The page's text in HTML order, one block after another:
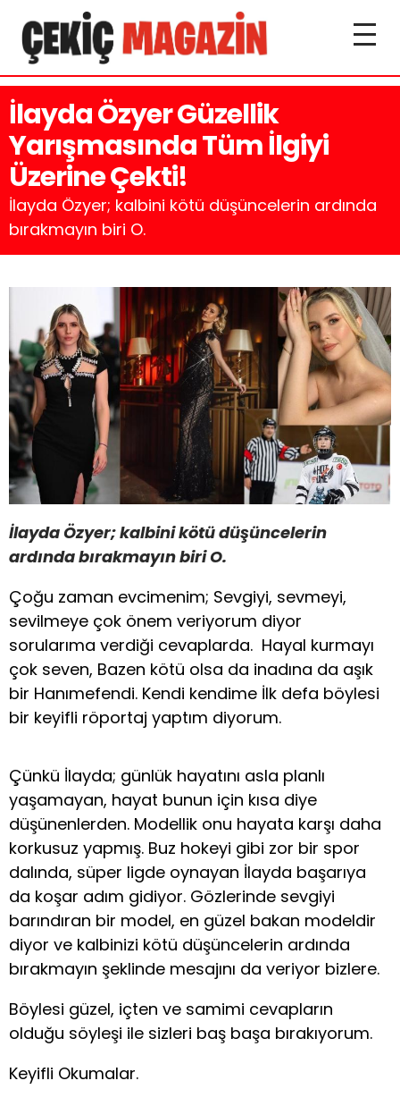
İlayda Özyer Güzellik
Yarışmasında Tüm İlgiyi
Üzerine Çekti!
İlayda Özyer; kalbini kötü düşüncelerin ardında
bırakmayın biri O.
İlayda Özyer; kalbini kötü düşüncelerin
ardında bırakmayın biri O.
Çoğu zaman evcimenim; Sevgiyi, sevmeyi,
sevilmeye çok önem veriyorum diyor
sorularıma verdiği cevaplarda. Hayal kurmayı
çok seven, Bazen kötü olsa da inadına da aşık
bir Hanımefendi. Kendi kendime İlk defa böylesi
bir keyifli röportaj yaptım diyorum.
Çünkü İlayda; günlük hayatını asla planlı
yaşamayan, hayat bunun için kısa diye
düşünenlerden. Modellik onu hayata karşı daha
korkusuz yapmış. Buz hokeyi gibi zor bir spor
dalında, süper ligde oynayan İlayda başarıya
da koşar adım gidiyor. Gözlerinde sevgiyi
barındıran bir model, en güzel bakan modeldir
diyor ve kalbinizi kötü düşüncelerin ardında
bırakmayın şeklinde mesajını da veriyor bizlere.
Böylesi güzel, içten ve samimi cevapların
olduğu söyleşi ile sizleri baş başa bırakıyorum.
Keyifli Okumalar.